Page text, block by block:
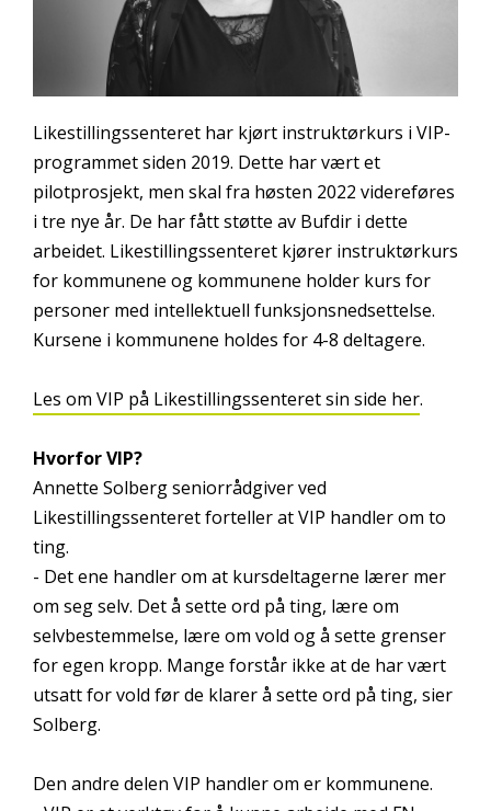
Likestillingssenteret har kjørt instruktørkurs i VIP-
programmet siden 2019. Dette har vært et
pilotprosjekt, men skal fra høsten 2022 videreføres
i tre nye år. De har fått støtte av Bufdir i dette
arbeidet. Likestillingssenteret kjører instruktørkurs
for kommunene og kommunene holder kurs for
personer med intellektuell funksjonsnedsettelse.
Kursene i kommunene holdes for 4-8 deltagere.
Les om VIP på Likestillingssenteret sin side her.
Hvorfor VIP?
Annette Solberg seniorrådgiver ved
Likestillingssenteret forteller at VIP handler om to
ting.
- Det ene handler om at kursdeltagerne lærer mer
om seg selv. Det å sette ord på ting, lære om
selvbestemmelse, lære om vold og å sette grenser
for egen kropp. Mange forstår ikke at de har vært
utsatt for vold før de klarer å sette ord på ting, sier
Solberg.
Den andre delen VIP handler om er kommunene.